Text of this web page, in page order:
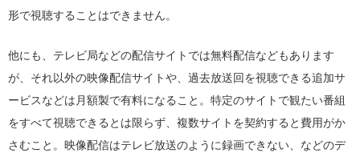
形で視聴することはできません。
他にも、テレビ局などの配信サイトでは無料配信などもあります
が、それ以外の映像配信サイトや、過去放送回を視聴できる追加サ
ービスなどは月額製で有料になること。特定のサイトで観たい番組
をすべて視聴できるとは限らず、複数サイトを契約すると費用がか
さむこと。映像配信はテレビ放送のように録画できない、などのデ